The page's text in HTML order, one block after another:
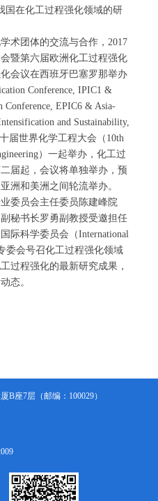
国在化工过程强化领域的研
术团体的交流与合作，2017
暨第六届欧洲化工过程强化
会议在西班牙巴塞罗那举办
Conference, IPIC1 &
Conference, EPIC6 & Asia-
and Sustainability,
届世界化学工程大会（10th
）一起举办，化工过
届起，会议将单独举办，预
洲和美洲之间轮流举办。
委员会主任委员陈建峰院
秘书长罗勇副教授受邀担任
际科学委员会（International
委会号召化工过程强化领域
过程强化的最新研究成果，
态。
B座7层（邮编：100029）